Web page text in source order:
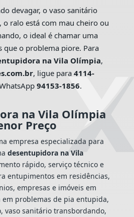
devagar, o vaso sanitário
o ralo está com mau cheiro ou
o ideal é chamar uma
que o problema piore. Para
na Vila Olímpia,
, ligue para 4114-
94153-1856.
na Vila Olímpia
Preço
empresa especializada para
desentupidora na Vila
rápido, serviço técnico e
entupimentos em residências,
empresas e imóveis em
problemas de pia entupida,
vaso sanitário transbordando,